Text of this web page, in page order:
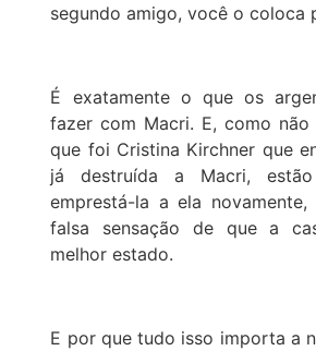
segundo amigo, você o coloca
É exatamente o que os
fazer com Macri. E, como não
que foi Cristina Kirchner que
já destruída a Macri,
emprestá-la a ela
falsa sensação de que a
melhor estado.
E por que tudo isso importa a